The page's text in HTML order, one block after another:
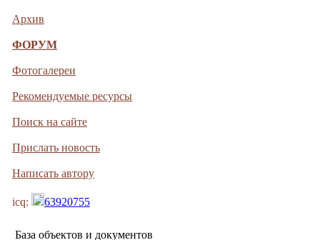
Архив
ФОРУМ
Фотогалереи
Рекомендуемые ресурсы
Поиск на сайте
Прислать новость
Написать автору
icq: 63920755
База объектов и документов